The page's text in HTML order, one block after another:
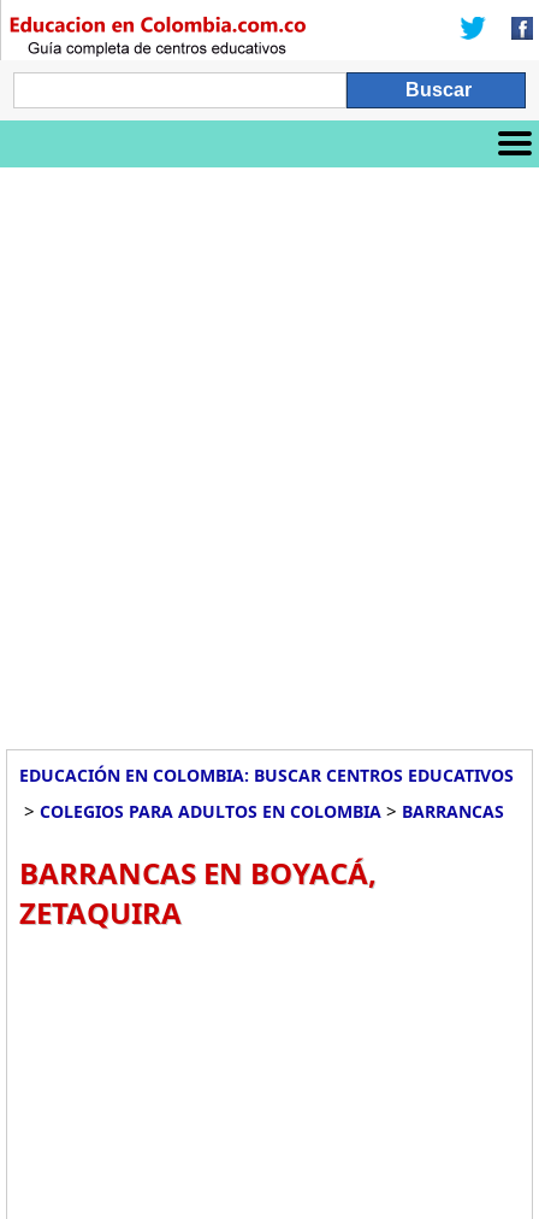
EDUCACIÓN EN COLOMBIA: BUSCAR CENTROS EDUCATIVOS
> COLEGIOS PARA ADULTOS EN COLOMBIA > BARRANCAS
BARRANCAS EN BOYACÁ,
ZETAQUIRA